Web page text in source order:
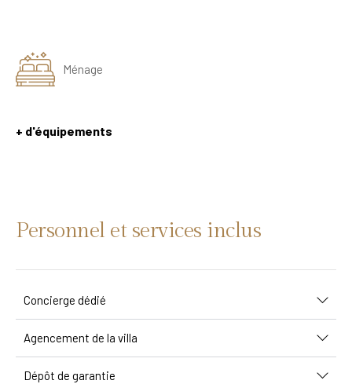
Ménage
+ d'équipements
Personnel et services inclus
Concierge dédié
Agencement de la villa
Dépôt de garantie